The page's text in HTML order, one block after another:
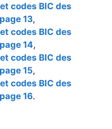
codes BIC des
13,
codes BIC des
14,
codes BIC des
15,
codes BIC des
16.